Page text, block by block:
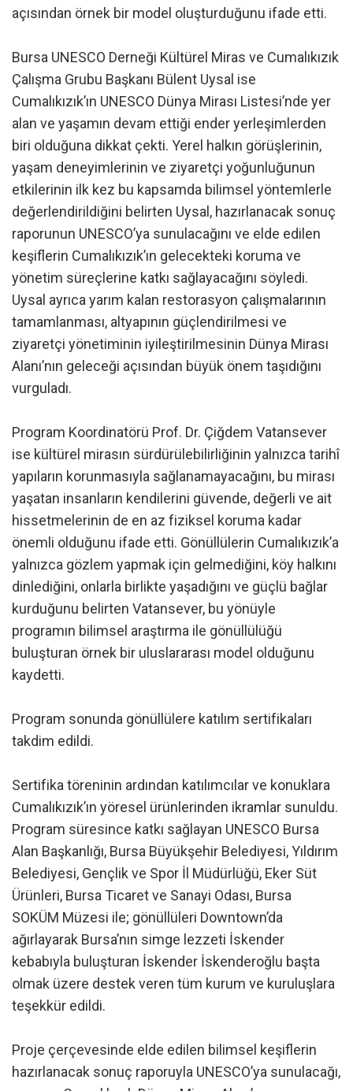
açısından örnek bir model oluşturduğunu ifade etti.
Bursa UNESCO Derneği Kültürel Miras ve Cumalıkızık
Çalışma Grubu Başkanı Bülent Uysal ise
Cumalıkızık’ın UNESCO Dünya Mirası Listesi’nde yer
alan ve yaşamın devam ettiği ender yerleşimlerden
biri olduğuna dikkat çekti. Yerel halkın görüşlerinin,
yaşam deneyimlerinin ve ziyaretçi yoğunluğunun
etkilerinin ilk kez bu kapsamda bilimsel yöntemlerle
değerlendirildiğini belirten Uysal, hazırlanacak sonuç
raporunun UNESCO’ya sunulacağını ve elde edilen
keşiflerin Cumalıkızık’ın gelecekteki koruma ve
yönetim süreçlerine katkı sağlayacağını söyledi.
Uysal ayrıca yarım kalan restorasyon çalışmalarının
tamamlanması, altyapının güçlendirilmesi ve
ziyaretçi yönetiminin iyileştirilmesinin Dünya Mirası
Alanı’nın geleceği açısından büyük önem taşıdığını
vurguladı.
Program Koordinatörü Prof. Dr. Çiğdem Vatansever
ise kültürel mirasın sürdürülebilirliğinin yalnızca tarihî
yapıların korunmasıyla sağlanamayacağını, bu mirası
yaşatan insanların kendilerini güvende, değerli ve ait
hissetmelerinin de en az fiziksel koruma kadar
önemli olduğunu ifade etti. Gönüllülerin Cumalıkızık’a
yalnızca gözlem yapmak için gelmediğini, köy halkını
dinlediğini, onlarla birlikte yaşadığını ve güçlü bağlar
kurduğunu belirten Vatansever, bu yönüyle
programın bilimsel araştırma ile gönüllülüğü
buluşturan örnek bir uluslararası model olduğunu
kaydetti.
Program sonunda gönüllülere katılım sertifikaları
takdim edildi.
Sertifika töreninin ardından katılımcılar ve konuklara
Cumalıkızık’ın yöresel ürünlerinden ikramlar sunuldu.
Program süresince katkı sağlayan UNESCO Bursa
Alan Başkanlığı, Bursa Büyükşehir Belediyesi, Yıldırım
Belediyesi, Gençlik ve Spor İl Müdürlüğü, Eker Süt
Ürünleri, Bursa Ticaret ve Sanayi Odası, Bursa
SOKÜM Müzesi ile; gönüllüleri Downtown’da
ağırlayarak Bursa’nın simge lezzeti İskender
kebabıyla buluşturan İskender İskenderoğlu başta
olmak üzere destek veren tüm kurum ve kuruluşlara
teşekkür edildi.
Proje çerçevesinde elde edilen bilimsel keşiflerin
hazırlanacak sonuç raporuyla UNESCO’ya sunulacağı,